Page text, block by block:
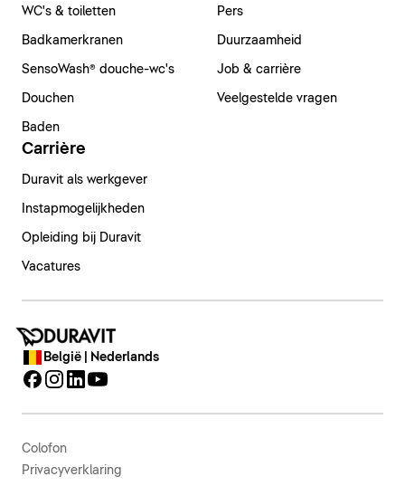
WC's & toiletten
Badkamerkranen
SensoWash® douche-wc's
Douchen
Baden
Pers
Duurzaamheid
Job & carrière
Veelgestelde vragen
Carrière
Duravit als werkgever
Instapmogelijkheden
Opleiding bij Duravit
Vacatures
België | Nederlands
Colofon
Privacyverklaring